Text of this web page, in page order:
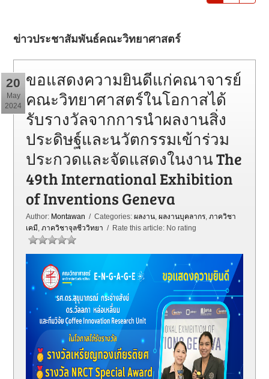
ข่าวประชาสัมพันธ์คณะวิทยาศาสตร์
20
May
2024
ขอแสดงความยินดีแก่คณาจารย์
คณะวิทยาศาสตร์ในโอกาสได้
รับรางวัลจากการนำผลงานสิ่ง
ประดิษฐ์และนวัตกรรมเข้าร่วม
ประกวดและจัดแสดงในงาน The
49th International Exhibition
of Inventions Geneva
Author: Montawan / Categories:ผลงาน ,ผลงานบุคลากร ,ภาควิชา
เคมี ,ภาควิชาจุลชีววิทยา / Rate this article: No rating